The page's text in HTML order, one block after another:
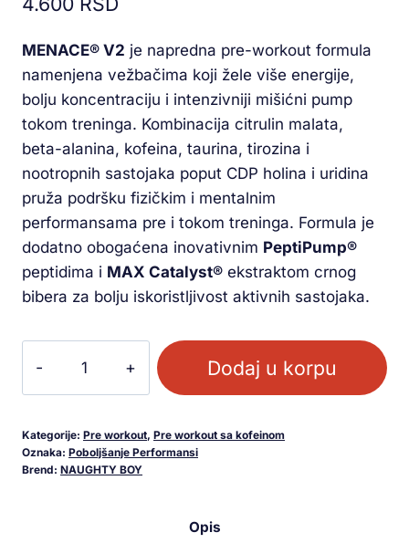
ocene
MENACE® V2 je napredna pre-workout formula
namenjena vežbačima koji žele više energije,
bolju koncentraciju i intenzivniji mišićni pump
tokom treninga. Kombinacija citrulin malata,
beta-alanina, kofeina, taurina, tirozina i
nootropnih sastojaka poput CDP holina i uridina
pruža podršku fizičkim i mentalnim
performansama pre i tokom treninga. Formula je
dodatno obogaćena inovativnim PeptiPump®
peptidima i MAX Catalyst® ekstraktom crnog
bibera za bolju iskoristljivost aktivnih sastojaka.
Dodaj u korpu
Kategorije: Pre workout, Pre workout sa kofeinom
Oznaka: Poboljšanje Performansi
Brend: NAUGHTY BOY
Opis